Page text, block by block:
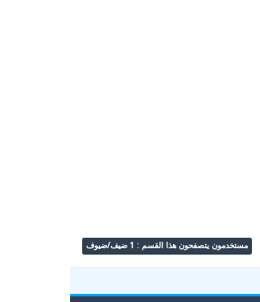
مستخدمون يتصفحون هذا القسم : 1 ضيف/ضيوف